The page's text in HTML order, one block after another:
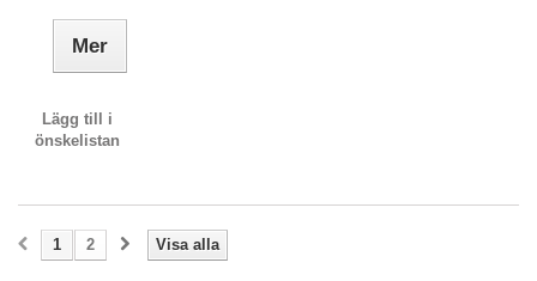
Mer
Lägg till i
önskelistan
Visa alla
1 2